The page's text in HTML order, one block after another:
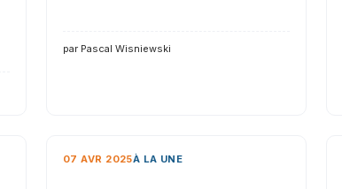
par Pascal Wisniewski
07 AVR 2025À LA UNE